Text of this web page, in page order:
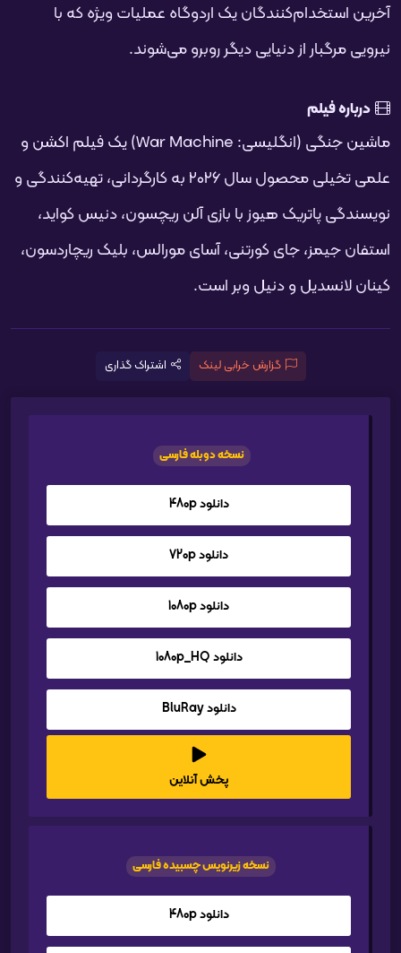
آخرین استخدام‌کنندگان یک اردوگاه عملیات ویژه که با
نیرویی مرگبار از دنیایی دیگر روبرو می‌شوند.
درباره فیلم
ماشین جنگی (انگلیسی: War Machine) یک فیلم اکشن و
علمی تخیلی محصول سال ۲۰۲۶ به کارگردانی، تهیه‌کنندگی و
نویسندگی پاتریک هیوز با بازی آلن ریچسون، دنیس کواید،
استفان جیمز، جای کورتنی، آسای مورالس، بلیک ریچاردسون،
کینان لانسدیل و دنیل وبر است.
گزارش خرابی لینک اشتراک گذاری
نسخه دوبله فارسی
دانلود 480p
دانلود 720p
دانلود 1080p
دانلود 1080p_HQ
دانلود BluRay
پخش آنلاین
نسخه زیرنویس چسبیده فارسی
دانلود 480p